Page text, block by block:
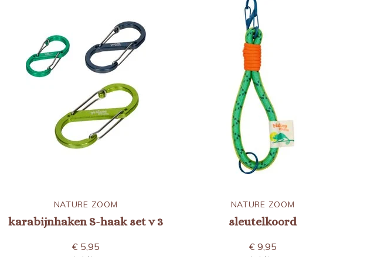
NATURE ZOOM
karabijnhaken S-haak set v 3
€ 5,95
NATURE ZOOM
sleutelkoord
€ 9,95